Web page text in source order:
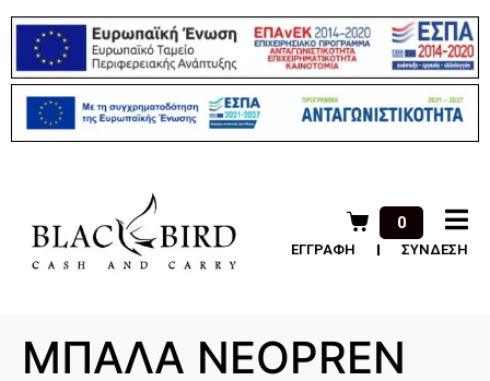
0
ΕΓΓΡΑΦΗ ΣΥΝΔΕΣΗ
ΜΠΑΛΑ ΝΕΟPREN